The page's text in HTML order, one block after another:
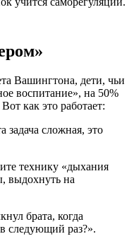
Вашингтона, дети, чьи
воспитание», на 50%
как это работает:
задача сложная, это
технику «дыхания
выдохнуть на
брата, когда
следующий раз?».